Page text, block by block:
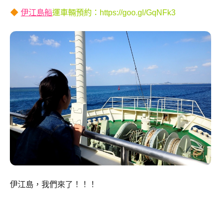
伊江島船運車輛預約： https://goo.gl/GqNFk3
伊江島，我們來了！！！